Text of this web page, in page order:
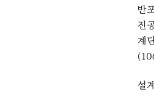
반
진
계
설